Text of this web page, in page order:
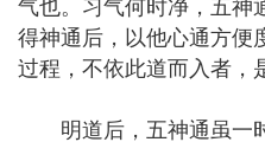
气也。习气何时净，五神
得神通后，以他心通方便
过程，不依此道而入者，
明道后，五神通虽一